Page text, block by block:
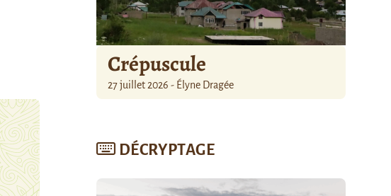
Crépuscule
27 juillet 2026 - Élyne Dragée
DÉCRYPTAGE